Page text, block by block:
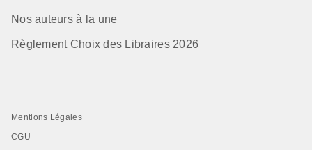
Nos auteurs à la une
Règlement Choix des Libraires 2026
Mentions Légales
CGU